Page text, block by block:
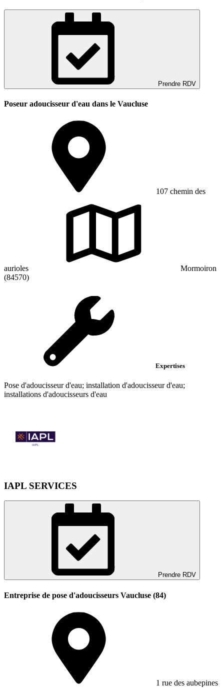
Prendre RDV
Poseur adoucisseur d'eau dans le Vaucluse
107 chemin des
aurioles
Mormoiron
(84570)
Expertises
Pose d'adoucisseur d'eau; installation d'adoucisseur d'eau;
installations d'adoucisseurs d'eau
IAPL SERVICES
Prendre RDV
Entreprise de pose d'adoucisseurs Vaucluse (84)
1 rue des aubepines